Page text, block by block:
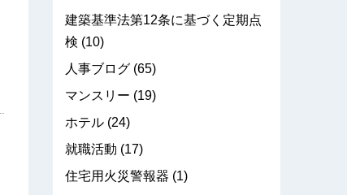
建築基準法第12条に基づく定期点
検 (10)
人事ブログ (65)
マンスリー (19)
ホテル (24)
就職活動 (17)
住宅用火災警報器 (1)